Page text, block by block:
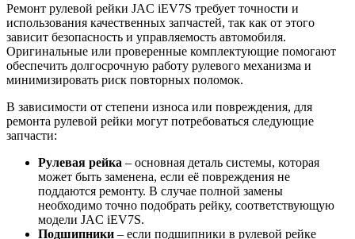
Ремонт рулевой рейки JAC iEV7S требует точности и
использования качественных запчастей, так как от этого
зависит безопасность и управляемость автомобиля.
Оригинальные или проверенные комплектующие помогают
обеспечить долгосрочную работу рулевого механизма и
минимизировать риск повторных поломок.
В зависимости от степени износа или повреждения, для
ремонта рулевой рейки могут потребоваться следующие
запчасти:
Рулевая рейка – основная деталь системы, которая
может быть заменена, если её повреждения не
поддаются ремонту. В случае полной замены
необходимо точно подобрать рейку, соответствующую
модели JAC iEV7S.
Подшипники – если подшипники в рулевой рейке